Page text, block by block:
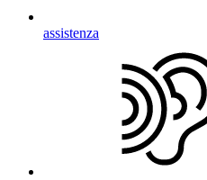
assistenza